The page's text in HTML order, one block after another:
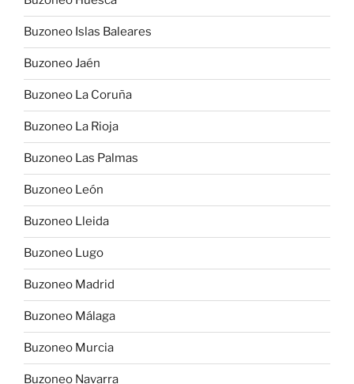
Buzoneo Islas Baleares
Buzoneo Jaén
Buzoneo La Coruña
Buzoneo La Rioja
Buzoneo Las Palmas
Buzoneo León
Buzoneo Lleida
Buzoneo Lugo
Buzoneo Madrid
Buzoneo Málaga
Buzoneo Murcia
Buzoneo Navarra